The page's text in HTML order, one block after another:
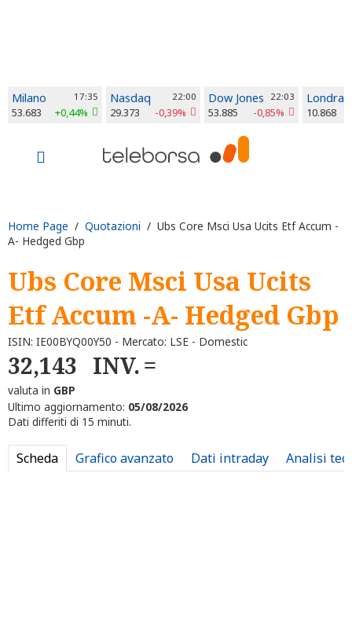
Milano 17:35
53.683 +0,44%
Nasdaq 22:00
29.373 -0,39%
Dow Jones 22:03
53.885 -0,85%
Londra
10.868
Home Page / Quotazioni / Ubs Core Msci Usa Ucits Etf Accum -
A- Hedged Gbp
Ubs Core Msci Usa Ucits
Etf Accum -A- Hedged Gbp
ISIN: IE00BYQ00Y50 - Mercato: LSE - Domestic
32,143 INV.
valuta in GBP
Ultimo aggiornamento: 05/08/2026
Dati differiti di 15 minuti.
Scheda Grafico avanzato Dati intraday Analisi